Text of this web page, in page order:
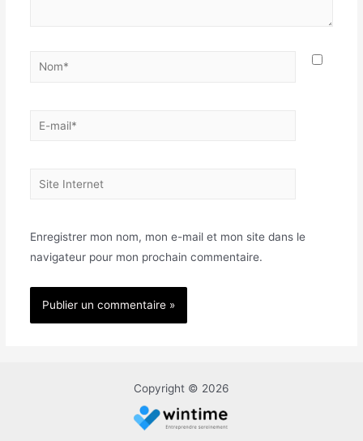
Nom*
E-
Site
Enregistrer mon nom, mon e-mail et mon site dans le
navigateur pour mon prochain commentaire.
Copyright © 2026